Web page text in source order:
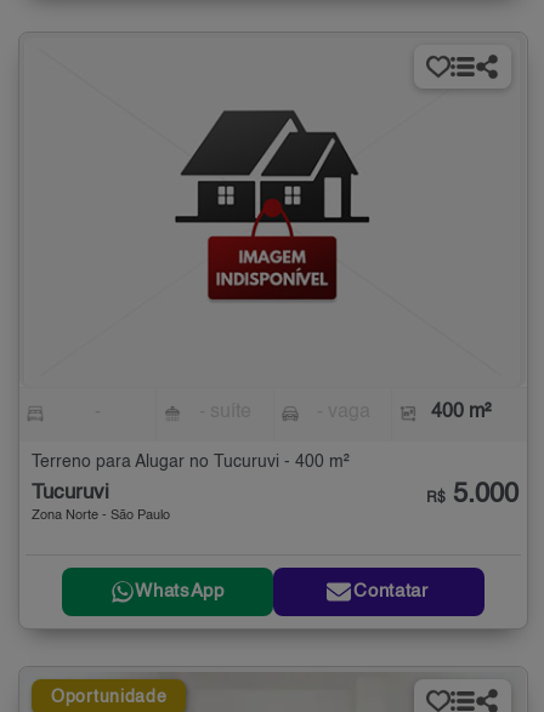
400 m²
Terreno para Alugar no Tucuruvi - 400 m²
Tucuruvi
Zona Norte - São Paulo
R$ 5.000
WhatsApp Contatar
Oportunidade